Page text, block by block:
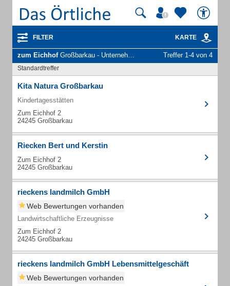
FILTER KARTE
zum EichhofGroßbarkau - Unternehmen und Personen Treffer 1-4 von 4
Standardtreffer
Kita Natura Großbarkau
Kindertagesstätten
Zum Eichhof 2
24245 Großbarkau
Riecken Bert und Kerstin
Zum Eichhof 2
24245 Großbarkau
rieckens landmilch GmbH
Web Bewertungen vorhanden
Landwirtschaftliche Erzeugnisse
Zum Eichhof 2
24245 Großbarkau
rieckens landmilch GmbH Lebensmittelgeschäft
Web Bewertungen vorhanden